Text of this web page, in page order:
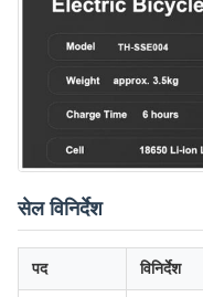
सेल विनिर्देश
पद विनिर्देश